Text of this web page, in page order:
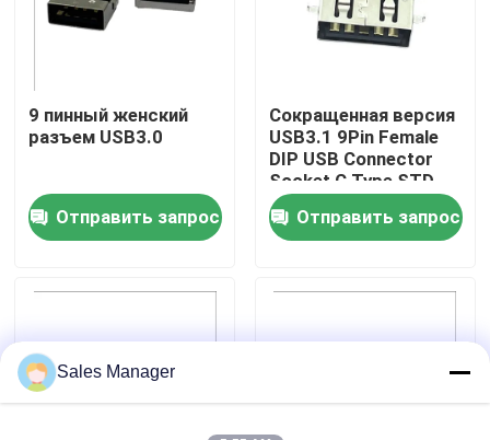
Путешествие фабрики
Спросите цитату
DIP-разъем USB
Разъем USB-разъема
9 пинный женский
разъем USB3.0
Отправить запрос
Сокращенная версия
USB3.1 9Pin Female
DIP USB Connector
Socket C Type STD
Отправить запрос
Sales Manager